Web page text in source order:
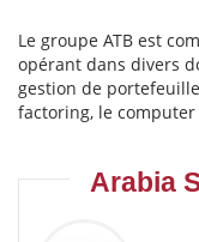
Le groupe ATB est
opérant dans divers
gestion de
factoring, le
Arabia